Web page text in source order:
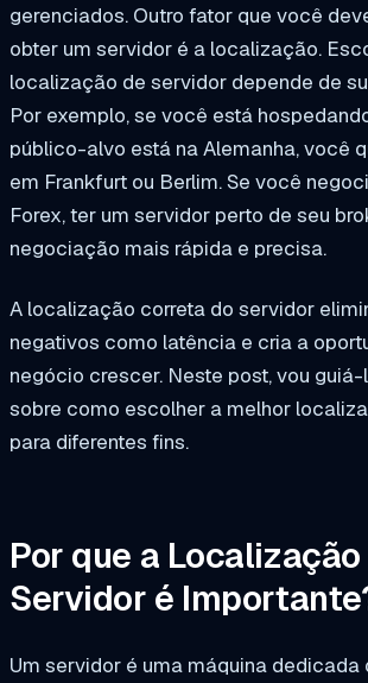
gerenciados. Outro fator que você
obter um servidor é a localização.
localização de servidor depende de
Por exemplo, se você está
público-alvo está na Alemanha, você
em Frankfurt ou Berlim. Se você
Forex, ter um servidor perto de seu
negociação mais rápida e precisa.
A localização correta do servidor
negativos como latência e cria a
negócio crescer. Neste post, vou
sobre como escolher a melhor
para diferentes fins.
Por que a
Servidor é
Um servidor é uma máquina dedicada